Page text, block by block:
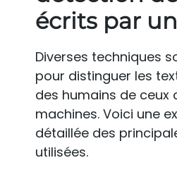
écrits par
Diverses techniques
pour distinguer les
des humains de ceux
machines. Voici une
détaillée des
utilisées.